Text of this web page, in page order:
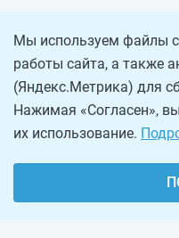
Мы используем файлы
работы сайта, а также
(Яндекс.Метрика) для
Нажимая «Согласен»,
их использование.